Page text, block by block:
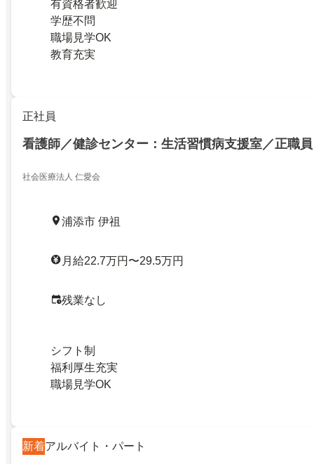
有資格者歓迎
学歴不問
職場見学OK
教育充実
正社員
看護師／健診センター：生活習慣病支援室／正職員
社会医療法人 仁愛会
浦添市 伊祖
月給22.7万円〜29.5万円
残業なし
シフト制
福利厚生充実
職場見学OK
新着アルバイト・パート